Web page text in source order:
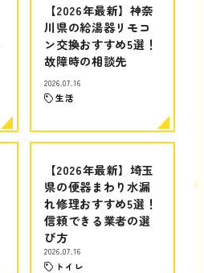
【2026年最新】神奈
川県の給湯器リモコ
ン交換おすすめ5選！
故障時の相談先
2026.07.16
生活
【2026年最新】埼玉
県の便器まわり水漏
れ修理おすすめ5選！
信頼できる業者の選
び方
2026.07.16
トイレ